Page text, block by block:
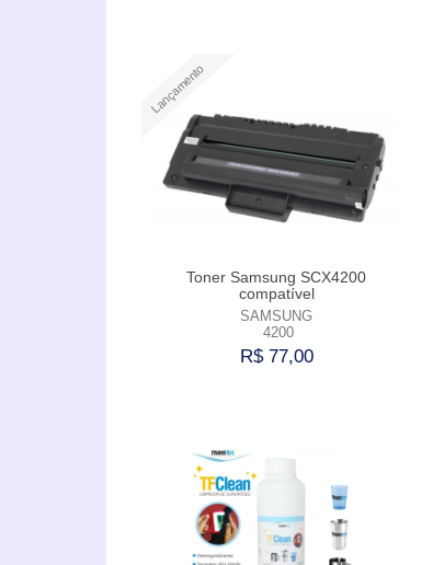
Lançamento
Toner Samsung SCX4200
compatível
SAMSUNG
4200
R$ 77,00